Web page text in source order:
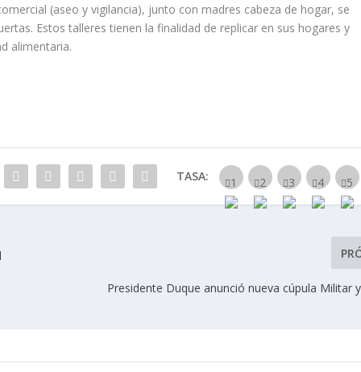
(aseo y vigilancia), junto con madres cabeza de hogar, se
Estos talleres tienen la finalidad de replicar en sus hogares y
alimentaria.
TASA:
Presidente Duque anunció nueva cúpula Militar